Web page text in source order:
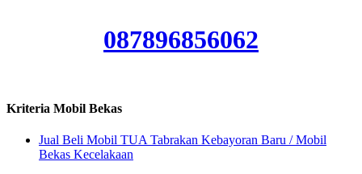
087896856062
Kriteria Mobil Bekas
Jual Beli Mobil TUA Tabrakan Kebayoran Baru / Mobil
Bekas Kecelakaan